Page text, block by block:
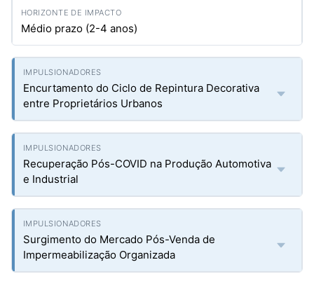
Médio prazo (2-4 anos)
Encurtamento do Ciclo de Repintura Decorativa
entre Proprietários Urbanos
Recuperação Pós-COVID na Produção Automotiva
e Industrial
Surgimento do Mercado Pós-Venda de
Impermeabilização Organizada